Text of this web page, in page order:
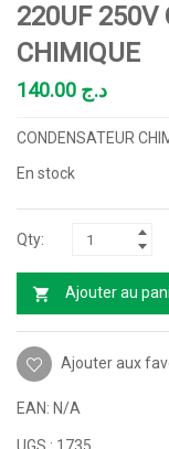
220UF 250V
CHIMIQUE
د.ج
CONDENSATEUR
En stock
Ajouter au
Ajouter aux
EAN: N/A
UGS : 1735